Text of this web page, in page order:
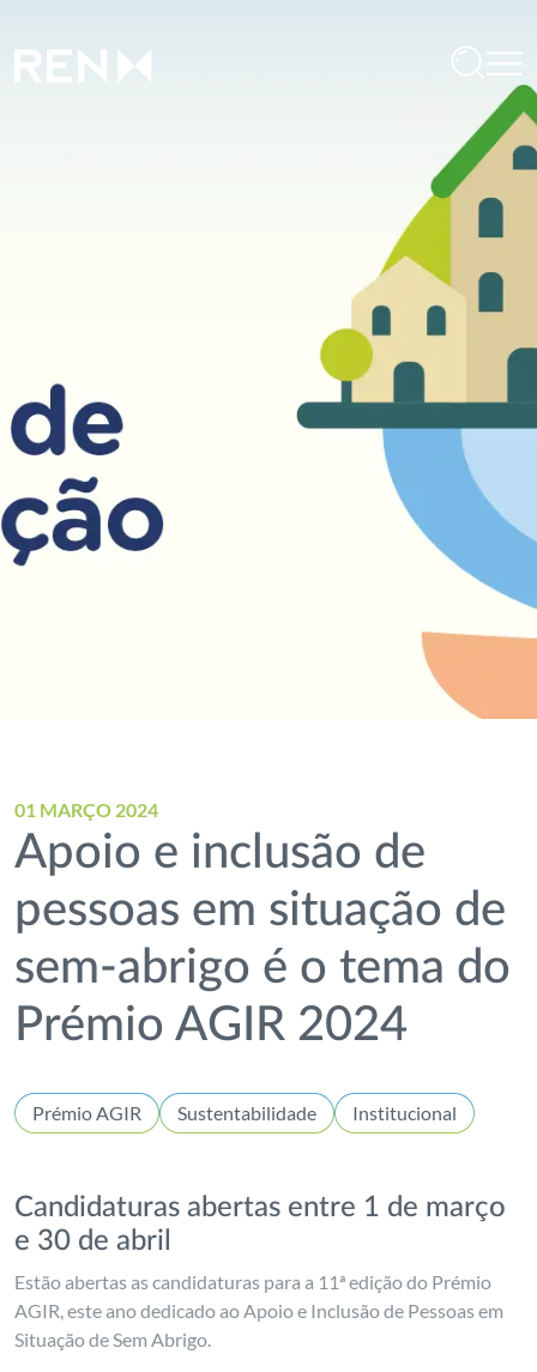
01 MARÇO 2024
Apoio e inclusão de
pessoas em situação de
sem-abrigo é o tema do
Prémio AGIR 2024
Prémio AGIR Sustentabilidade Institucional
Candidaturas abertas entre 1 de março
e 30 de abril
Estão abertas as candidaturas para a 11ª edição do Prémio
AGIR, este ano dedicado ao Apoio e Inclusão de Pessoas em
Situação de Sem Abrigo.